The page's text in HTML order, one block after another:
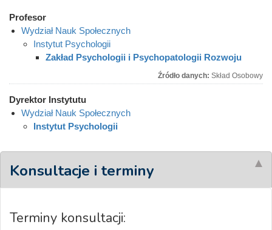
Profesor
Wydział Nauk Społecznych
Instytut Psychologii
Zakład Psychologii i Psychopatologii Rozwoju
Źródło danych: Skład Osobowy
Dyrektor Instytutu
Wydział Nauk Społecznych
Instytut Psychologii
Konsultacje i terminy
Terminy konsultacji: